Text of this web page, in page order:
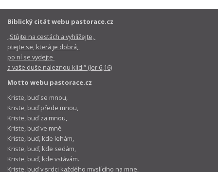
Biblický citát webu pastorace.cz
„Stůjte na cestách a vyhlížejte,
ptejte se, která je dobrá,
po ní se vydejte
a vaše duše naleznou klid.“ (Jer 6,16)
Motto webu pastorace.cz
Kriste, buď se mnou,
Kriste, buď přede mnou,
Kriste, buď za mnou,
Kriste, buď ve mně.
Kriste, buď, kde lehám,
Kriste, buď, kde sedám,
Kriste, buď, kde vstávám.
Kriste, buď v srdci každého myslícího na mne,